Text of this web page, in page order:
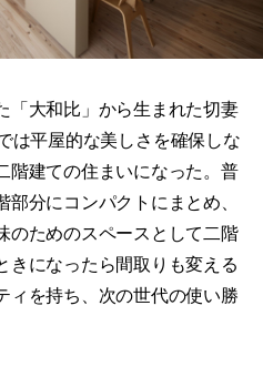
「大和比」から生まれた切妻
は平屋的な美しさを確保しな
階建ての住まいになった。普
分にコンパクトにまとめ、
のためのスペースとして二階
きになったら間取りも変える
ィを持ち、次の世代の使い勝